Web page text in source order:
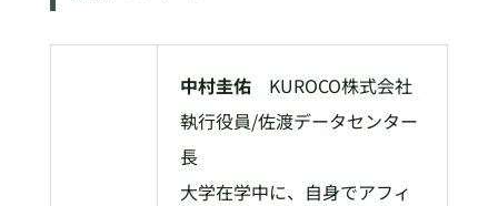
中村圭佑KUROCO株式会社
執行役員/佐渡データセンター
長
大学在学中に、自身でアフィ